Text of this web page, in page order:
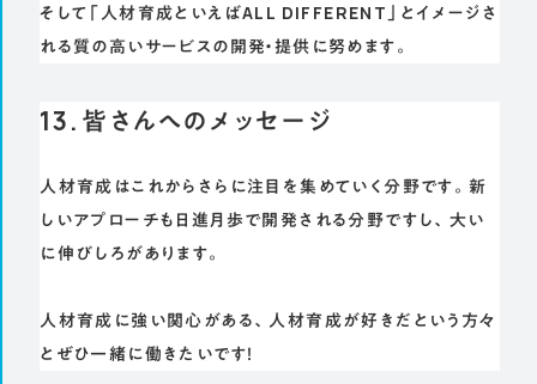
そして「人材育成といえばALL DIFFERENT」とイメージさ
れる質の高いサービスの開発・提供に努めます。
13.皆さんへのメッセージ
人材育成はこれからさらに注目を集めていく分野です。新
しいアプローチも日進月歩で開発される分野ですし、大い
に伸びしろがあります。
人材育成に強い関心がある、人材育成が好きだという方々
とぜひ一緒に働きたいです！